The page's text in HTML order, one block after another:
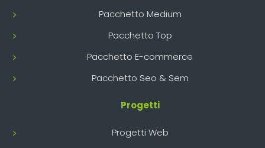
Pacchetto Medium
Pacchetto Top
Pacchetto E-commerce
Pacchetto Seo & Sem
Progetti
Progetti Web